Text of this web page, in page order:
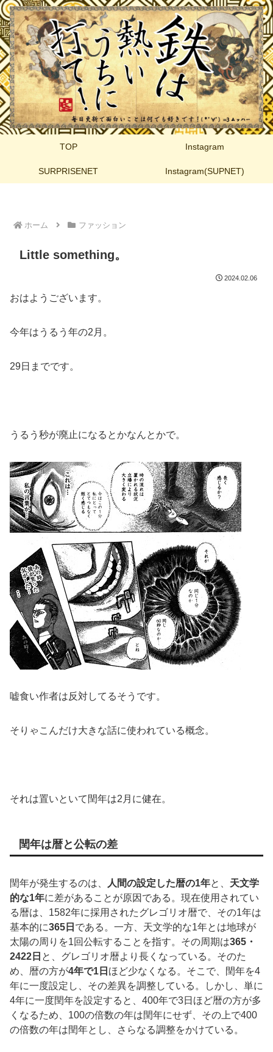
TOP Instagram
SURPRISENET Instagram(SUPNET)
ホーム ファッション
Little something。
2024.02.06
おはようございます。
今年はうるう年の2月。
29日までです。
うるう秒が廃止になるとかなんとかで。
嘘食い作者は反対してるそうです。
そりゃこんだけ大きな話に使われている概念。
それは置いといて閏年は2月に健在。
閏年は暦と公転の差
閏年が発生するのは、 人間の設定した暦の1年と、 天文学
的な1年に差があることが原因である。現在使用されてい
る暦は、1582年に採用されたグレゴリオ暦で、その1年は
基本的に365日 である。一方、天文学的な1年とは地球が
太陽の周りを1回公転することを指す。その周期は365・
2422日 と、グレゴリオ暦より長くなっている。そのた
め、暦の方が4年で1日 ほど少なくなる。そこで、閏年を4
年に一度設定し、その差異を調整している。しかし、単に
4年に一度閏年を設定すると、400年で3日ほど暦の方が多
くなるため、100の倍数の年は閏年にせず、その上で400
の倍数の年は閏年とし、さらなる調整をかけている。